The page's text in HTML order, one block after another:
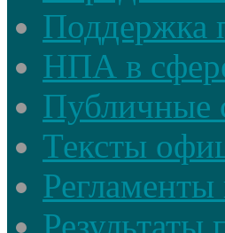
Поддержка
НПА в
Публичные
Тексты
Результаты